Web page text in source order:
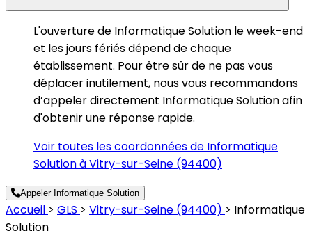
L'ouverture de Informatique Solution le week-end
et les jours fériés dépend de chaque
établissement. Pour être sûr de ne pas vous
déplacer inutilement, nous vous recommandons
d’appeler directement Informatique Solution afin
d'obtenir une réponse rapide.
Voir toutes les coordonnées de Informatique
Solution à Vitry-sur-Seine (94400)
Appeler Informatique Solution
Accueil > GLS > Vitry-sur-Seine (94400) > Informatique
Solution